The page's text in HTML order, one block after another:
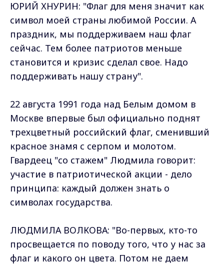
ЮРИЙ ХНУРИН: "Флаг для меня значит как
символ моей страны любимой России. А
праздник, мы поддерживаем наш флаг
сейчас. Тем более патриотов меньше
становится и кризис сделал свое. Надо
поддерживать нашу страну".
22 августа 1991 года над Белым домом в
Москве впервые был официально поднят
трехцветный российский флаг, сменивший
красное знамя с серпом и молотом.
Гвардеец "со стажем" Людмила говорит:
участие в патриотической акции - дело
принципа: каждый должен знать о
символах государства.
ЛЮДМИЛА ВОЛКОВА: "Во-первых, кто-то
просвещается по поводу того, что у нас за
флаг и какого он цвета. Потом не даем